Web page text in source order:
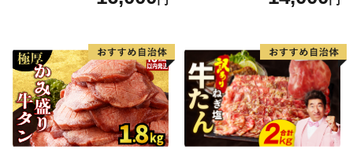
厚切り タン